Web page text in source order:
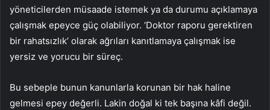
yöneticilerden müsaade istemek ya da durumu açıklamaya
çalışmak epeyce güç olabiliyor. ‘Doktor raporu gerektiren
bir rahatsızlık’ olarak ağrıları kanıtlamaya çalışmak ise
yersiz ve yorucu bir süreç.
Bu sebeple bunun kanunlarla korunan bir hak haline
gelmesi epey değerli. Lakin doğal ki tek başına kâfi değil.